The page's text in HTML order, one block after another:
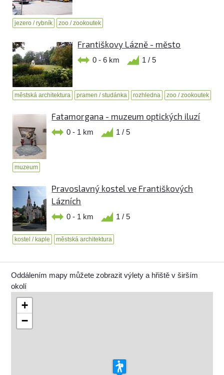
jezero / rybník zoo / zookoutek
Františkovy Lázně - město
0 - 6 km 1 / 5
městská architektura pramen / studánka rozhledna zoo / zookoutek
Fatamorgana - muzeum optických iluzí
0 - 1 km 1 / 5
muzeum
Pravoslavný kostel ve Františkových
Lázních
0 - 1 km 1 / 5
kostel / kaple městská architektura
Oddálením mapy můžete zobrazit výlety a hřiště v širším
okolí
+
−